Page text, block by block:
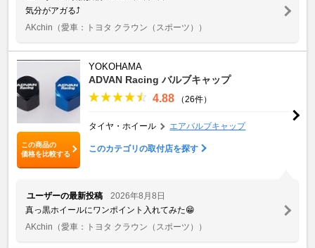
気分がアガる⤴️
AKchin （愛車：トヨタ クラウン（スポーツ））
この商品の
価格を比較する
YOKOHAMA
ADVAN Racing バルブキャップ
4.88 （26件）
タイヤ・ホイール エアバルブキャップ
このカテゴリの取付店を探す
ユーザーの最新投稿
2026年8月8日
真っ黒ホイールにワンポイント入れてみた😁
AKchin （愛車：トヨタ クラウン（スポーツ））